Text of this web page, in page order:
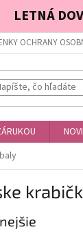
LETNÁ
OCHRANY